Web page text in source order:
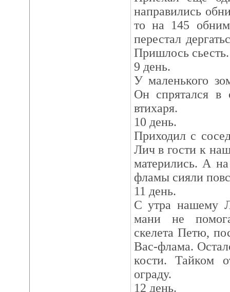
направились
то на 145
перестал
Пришлось сьесть.
9 день.
У маленького
Он спрятался
втихаря.
10 день.
Приходил с
Лич в гости к
матерились. А
фламы сияли
11 день.
С утра нашему
мани не
скелета Петю,
Вас-флама.
кости. Тайком
ограду.
12 день.